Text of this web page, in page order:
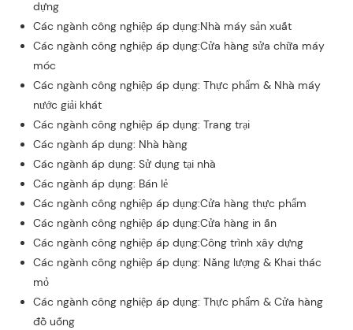
dựng
Các ngành công nghiệp áp dụng:Nhà máy sản xuất
Các ngành công nghiệp áp dụng:Cửa hàng sửa chữa máy
móc
Các ngành công nghiệp áp dụng: Thực phẩm & Nhà máy
nước giải khát
Các ngành công nghiệp áp dụng: Trang trại
Các ngành áp dụng: Nhà hàng
Các ngành áp dụng: Sử dụng tại nhà
Các ngành áp dụng: Bán lẻ
Các ngành công nghiệp áp dụng:Cửa hàng thực phẩm
Các ngành công nghiệp áp dụng:Cửa hàng in ấn
Các ngành công nghiệp áp dụng:Công trình xây dựng
Các ngành công nghiệp áp dụng: Năng lượng & Khai thác
mỏ
Các ngành công nghiệp áp dụng: Thực phẩm & Cửa hàng
đồ uống